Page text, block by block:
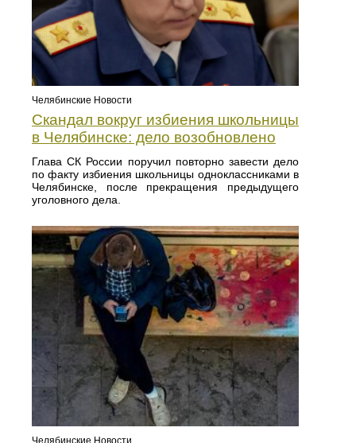
Челябинские Новости
Скандал вокруг избиения школьницы
в Челябинске: дело возобновлено
Глава СК России поручил повторно завести дело
по факту избиения школьницы одноклассниками в
Челябинске, после прекращения предыдущего
уголовного дела.
Челябинские Новости